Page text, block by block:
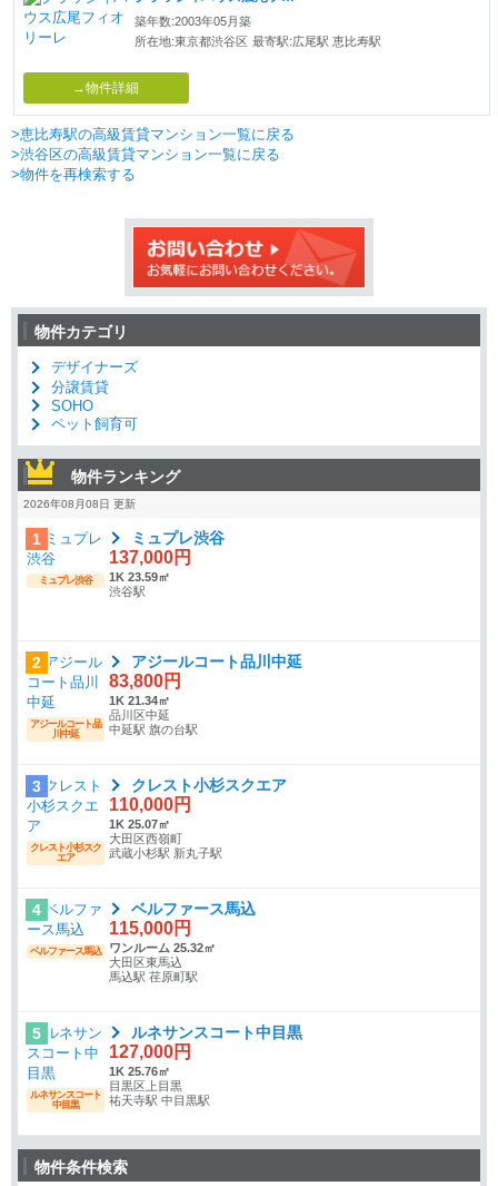
築年数:2003年05月築
所在地:東京都渋谷区 最寄駅:広尾駅 恵比寿駅
→物件詳細
>恵比寿駅の高級賃貸マンション一覧に戻る
>渋谷区の高級賃貸マンション一覧に戻る
>物件を再検索する
物件カテゴリ
デザイナーズ
分譲賃貸
SOHO
ペット飼育可
物件ランキング
2026年08月08日 更新
1
ミュプレ渋谷
ミュプレ渋谷
137,000円
1K 23.59㎡
渋谷駅
2
アジールコート品
川中延
アジールコート品川中延
83,800円
1K 21.34㎡
品川区中延
中延駅 旗の台駅
3
クレスト小杉スク
エア
クレスト小杉スクエア
110,000円
1K 25.07㎡
大田区西嶺町
武蔵小杉駅 新丸子駅
4
ベルファース馬込
ベルファース馬込
115,000円
ワンルーム 25.32㎡
大田区東馬込
馬込駅 荏原町駅
5
ルネサンスコート
中目黒
ルネサンスコート中目黒
127,000円
1K 25.76㎡
目黒区上目黒
祐天寺駅 中目黒駅
物件条件検索